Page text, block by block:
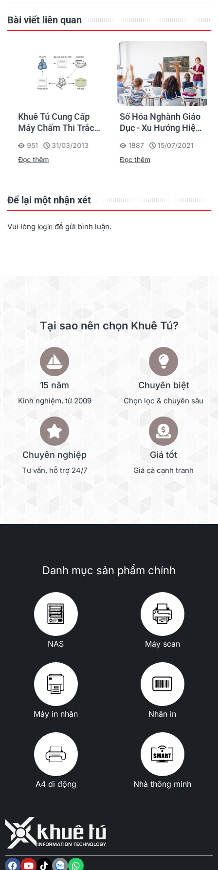
Bài viết liên quan
Khuê Tú Cung Cấp
Máy Chấm Thi Trắc
Dục Tiền Giang
951
31/03/2013
Đọc thêm
Số Hóa Nghành Giáo
Dục - Xu Hướng Hiện
1887
15/07/2021
Đọc thêm
Để lại một nhận xét
Vui lòng login để gửi bình luận.
Tại sao nên chọn Khuê Tú?
15 năm
Kinh nghiệm, từ 2009
Chuyên biệt
Chọn lọc & chuyên sâu
Chuyên nghiệp
Tư vấn, hỗ trợ 24/7
Giá tốt
Giá cả cạnh tranh
Danh mục sản phẩm chính
NAS Máy scan
Máy in nhãn Nhãn in
A4 di động Nhà thông minh